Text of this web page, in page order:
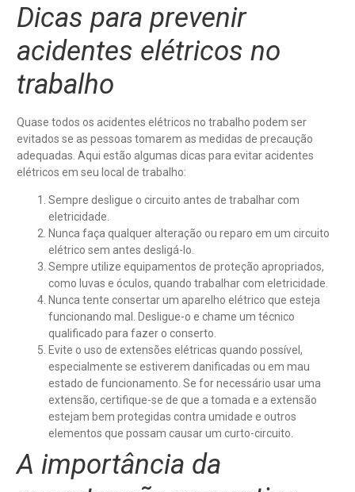
Dicas para prevenir
acidentes elétricos no
trabalho
Quase todos os acidentes elétricos no trabalho podem ser
evitados se as pessoas tomarem as medidas de precaução
adequadas. Aqui estão algumas dicas para evitar acidentes
elétricos em seu local de trabalho:
Sempre desligue o circuito antes de trabalhar com
eletricidade.
Nunca faça qualquer alteração ou reparo em um circuito
elétrico sem antes desligá-lo.
Sempre utilize equipamentos de proteção apropriados,
como luvas e óculos, quando trabalhar com eletricidade.
Nunca tente consertar um aparelho elétrico que esteja
funcionando mal. Desligue-o e chame um técnico
qualificado para fazer o conserto.
Evite o uso de extensões elétricas quando possível,
especialmente se estiverem danificadas ou em mau
estado de funcionamento. Se for necessário usar uma
extensão, certifique-se de que a tomada e a extensão
estejam bem protegidas contra umidade e outros
elementos que possam causar um curto-circuito.
A importância da